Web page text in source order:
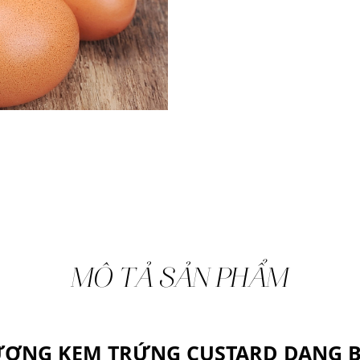
MÔ TẢ SẢN PHẨM
KEM TRỨNG CUSTARD DẠNG